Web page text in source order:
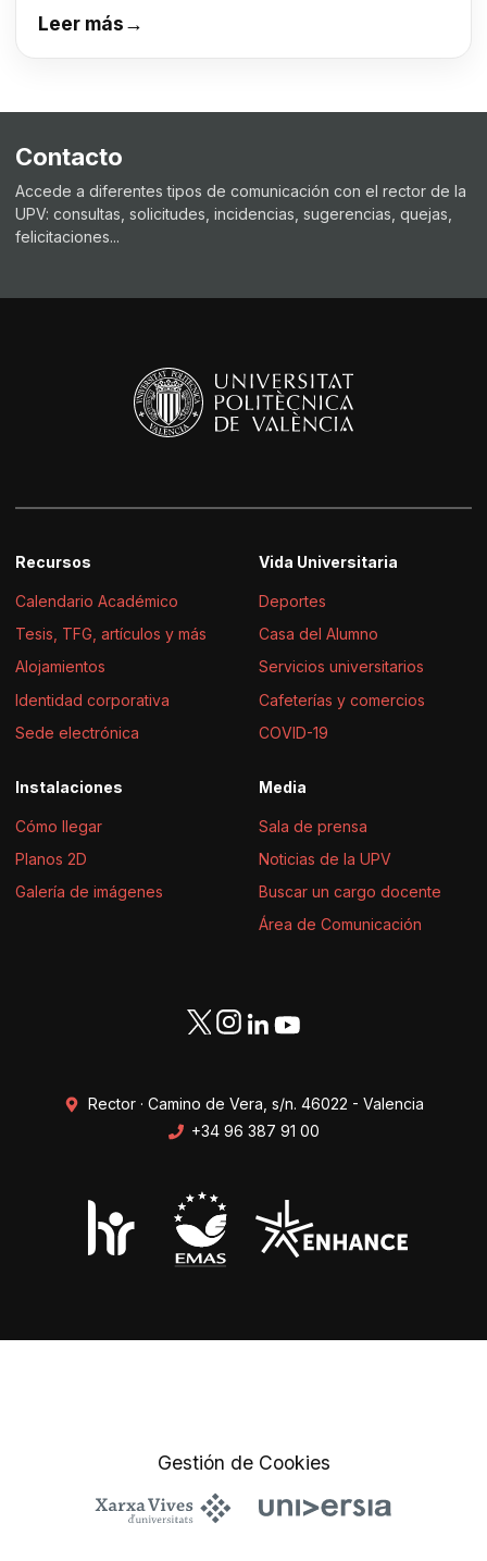
Leer más→
Contacto
Accede a diferentes tipos de comunicación con el rector de la
UPV: consultas, solicitudes, incidencias, sugerencias, quejas,
felicitaciones...
Recursos
Calendario Académico
Tesis, TFG, artículos y más
Alojamientos
Identidad corporativa
Sede electrónica
Vida Universitaria
Deportes
Casa del Alumno
Servicios universitarios
Cafeterías y comercios
COVID-19
Instalaciones
Cómo llegar
Planos 2D
Galería de imágenes
Media
Sala de prensa
Noticias de la UPV
Buscar un cargo docente
Área de Comunicación
Rector · Camino de Vera, s/n. 46022 - Valencia
+34 96 387 91 00
Gestión de Cookies